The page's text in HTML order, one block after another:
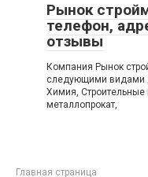
Рынок
телефон,
отзывы
Компания Рынок
следующими видами
Химия,
металлопрокат,
Главная страница